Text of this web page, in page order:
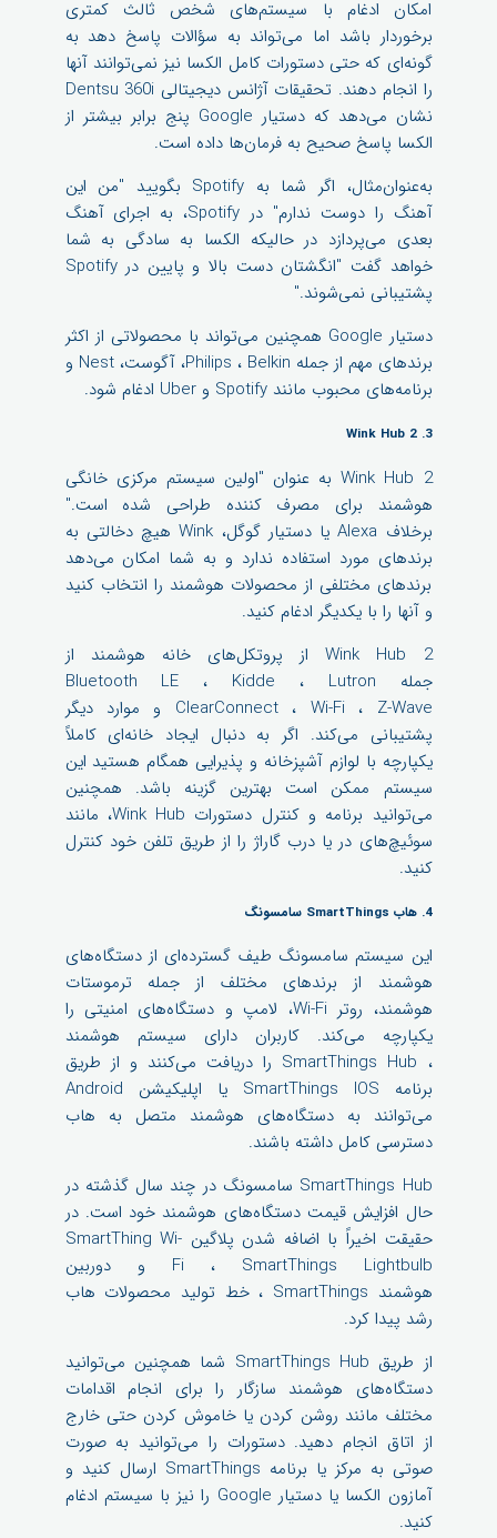
امکان ادغام با سیستم‌های شخص ثالث کمتری
برخوردار باشد اما می‌تواند به سؤالات پاسخ دهد به
گونه‌ای که حتی دستورات کامل الکسا نیز نمی‌توانند آنها
را انجام دهند. تحقیقات آژانس دیجیتالی Dentsu 360i
نشان می‌دهد که دستیار Google پنج برابر بیشتر از
الکسا پاسخ صحیح به فرمان‌ها داده است.
به‌عنوان‌مثال، اگر شما به Spotify بگویید "من این
آهنگ را دوست ندارم" در Spotify، به اجرای آهنگ
بعدی می‌پردازد در حالیکه الکسا به سادگی به شما
خواهد گفت "انگشتان دست بالا و پایین در Spotify
پشتیبانی نمی‌شوند."
دستیار Google همچنین می‌تواند با محصولاتی از اکثر
برندهای مهم از جمله Philips ، Belkin، آگوست، Nest و
برنامه‌های محبوب مانند Spotify و Uber ادغام شود.
3. Wink Hub 2
Wink Hub 2 به عنوان "اولین سیستم مرکزی خانگی
هوشمند برای مصرف کننده طراحی شده است."
برخلاف Alexa یا دستیار گوگل، Wink هیچ دخالتی به
برندهای مورد استفاده ندارد و به شما امکان می‌دهد
برندهای مختلفی از محصولات هوشمند را انتخاب کنید
و آنها را با یکدیگر ادغام کنید.
Wink Hub 2 از پروتکل‌های خانه هوشمند از
جمله Bluetooth LE ، Kidde ، Lutron
ClearConnect ، Wi-Fi ، Z-Wave و موارد دیگر
پشتیبانی می‌کند. اگر به دنبال ایجاد خانه‌ای کاملاً
یکپارچه با لوازم آشپزخانه و پذیرایی همگام هستید این
سیستم ممکن است بهترین گزینه باشد. همچنین
می‌توانید برنامه و کنترل دستورات Wink Hub، مانند
سوئیچ‌های در یا درب گاراژ را از طریق تلفن خود کنترل
کنید.
4. هاب SmartThings سامسونگ
این سیستم سامسونگ طیف گسترده‌ای از دستگاه‌های
هوشمند از برندهای مختلف از جمله ترموستات
هوشمند، روتر Wi-Fi، لامپ و دستگاه‌های امنیتی را
یکپارچه می‌کند. کاربران دارای سیستم هوشمند
، SmartThings Hub را دریافت می‌کنند و از طریق
برنامه SmartThings IOS یا اپلیکیشن Android
می‌توانند به دستگاه‌های هوشمند متصل به هاب
دسترسی کامل داشته باشند.
SmartThings Hub سامسونگ در چند سال گذشته در
حال افزایش قیمت دستگاه‌های هوشمند خود است. در
حقیقت اخیراً با اضافه شدن پلاگین SmartThing Wi-
Fi ، SmartThings Lightbulb و دوربین
هوشمند SmartThings ، خط تولید محصولات هاب
رشد پیدا کرد.
از طریق SmartThings Hub شما همچنین می‌توانید
دستگاه‌های هوشمند سازگار را برای انجام اقدامات
مختلف مانند روشن کردن یا خاموش کردن حتی خارج
از اتاق انجام دهید. دستورات را می‌توانید به صورت
صوتی به مرکز یا برنامه SmartThings ارسال کنید و
آمازون الکسا یا دستیار Google را نیز با سیستم ادغام
کنید.